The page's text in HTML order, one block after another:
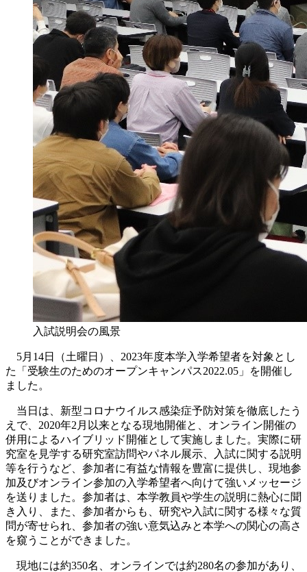
入試説明会の風景
5月14日（土曜日）、2023年度本学入学希望者を対象とし
た「受験生のためのオープンキャンパス2022.05」を開催し
ました。
当日は、新型コロナウイルス感染症予防対策を徹底したう
えで、2020年2月以来となる現地開催と、オンライン開催の
併用によるハイブリッド開催として実施しました。実際に研
究室を見学する研究室訪問やパネル展示、入試に関する説明
等を行うなど、参加者に有益な情報を豊富に提供し、現地参
加及びオンライン参加の入学希望者へ向けて強いメッセージ
を送りました。参加者は、本学教員や学生の説明に熱心に聞
き入り、また、参加者からも、研究や入試に関する様々な質
問が寄せられ、参加者の強い意気込みと本学への関心の高さ
を窺うことができました。
現地には約350名、オンラインでは約280名の参加があり、